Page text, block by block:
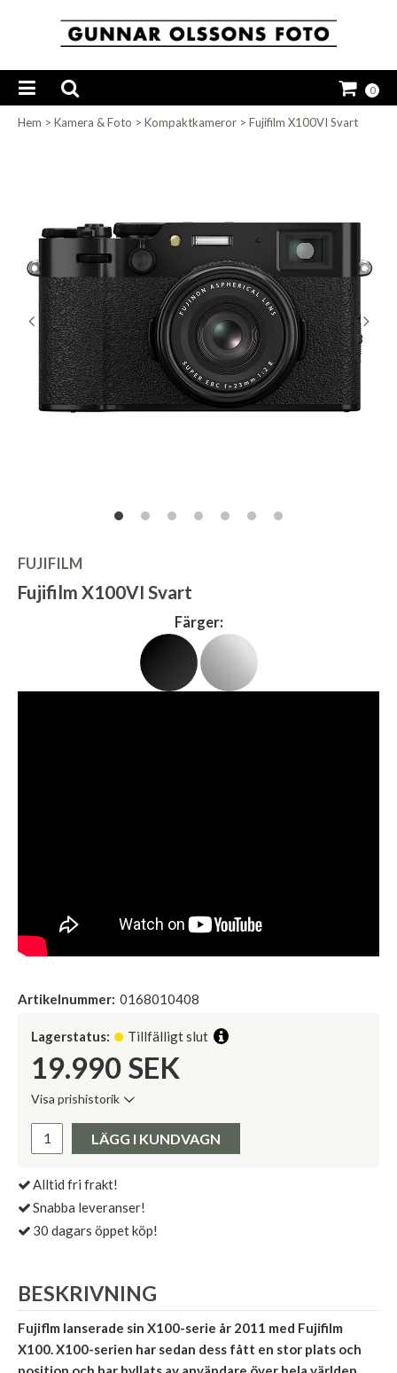
0
Hem > Kamera & Foto > Kompaktkameror > Fujifilm X100VI Svart
FUJIFILM
Fujifilm X100VI Svart
Färger:
Artikelnummer: 0168010408
Lagerstatus: Tillfälligt slut
19.990 SEK
Visa prishistorik
Pris:
LÄGG I KUNDVAGN
Alltid fri frakt!
Snabba leveranser!
30 dagars öppet köp!
BESKRIVNING
Fujiflm lanserade sin X100-serie år 2011 med Fujifilm
X100. X100-serien har sedan dess fått en stor plats och